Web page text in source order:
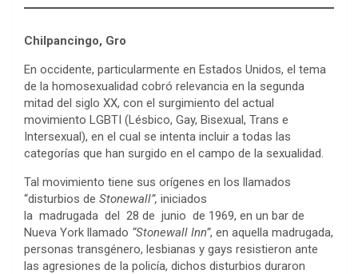
Chilpancingo, Gro
En occidente, particularmente en Estados Unidos, el tema
de la homosexualidad cobró relevancia en la segunda
mitad del siglo XX, con el surgimiento del actual
movimiento LGBTI (Lésbico, Gay, Bisexual, Trans e
Intersexual), en el cual se intenta incluir a todas las
categorías que han surgido en el campo de la sexualidad.
Tal movimiento tiene sus orígenes en los llamados
“disturbios de Stonewall”, iniciados
la madrugada del 28 de junio de 1969, en un bar de
Nueva York llamado “Stonewall Inn”, en aquella madrugada,
personas transgénero, lesbianas y gays resistieron ante
las agresiones de la policía, dichos disturbios duraron